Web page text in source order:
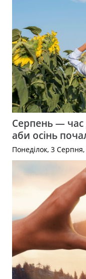
Серпень —
аби осінь
Понеділок, 3